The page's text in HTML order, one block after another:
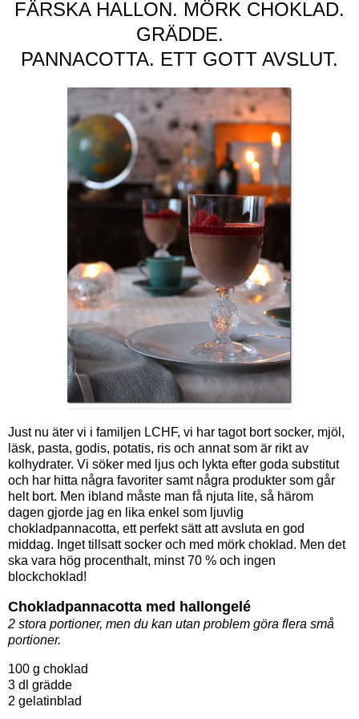
FÄRSKA HALLON. MÖRK CHOKLAD.
GRÄDDE.
PANNACOTTA. ETT GOTT AVSLUT.
Just nu äter vi i familjen LCHF, vi har tagot bort socker, mjöl,
läsk, pasta, godis, potatis, ris och annat som är rikt av
kolhydrater. Vi söker med ljus och lykta efter goda substitut
och har hitta några favoriter samt några produkter som går
helt bort. Men ibland måste man få njuta lite, så härom
dagen gjorde jag en lika enkel som ljuvlig
chokladpannacotta, ett perfekt sätt att avsluta en god
middag. Inget tillsatt socker och med mörk choklad. Men det
ska vara hög procenthalt, minst 70 % och ingen
blockchoklad!
Chokladpannacotta med hallongelé
2 stora portioner, men du kan utan problem göra flera små
portioner.
100 g choklad
3 dl grädde
2 gelatinblad